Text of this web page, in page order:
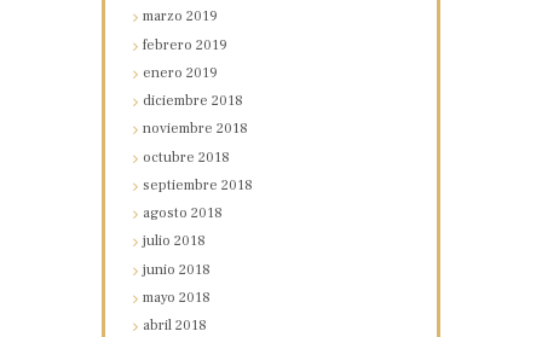
marzo2019
febrero2019
enero2019
diciembre2018
noviembre2018
octubre2018
septiembre2018
agosto2018
julio2018
junio2018
mayo2018
abril2018